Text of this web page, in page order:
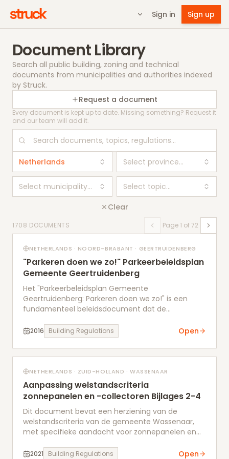
Sign in Sign up
Document Library
Search all public building, zoning and technical
documents from municipalities and authorities indexed
by Struck.
Request a document
Every document is kept up to date. Missing something? Request it
and our team will add it.
Netherlands Select province…
Select municipality…
Select topic…
Clear
1708 DOCUMENTS Page 1 of 72
NETHERLANDS · NOORD-BRABANT · GEERTRUIDENBERG
"Parkeren doen we zo!" Parkeerbeleidsplan
Gemeente Geertruidenberg
Het "Parkeerbeleidsplan Gemeente
Geertruidenberg: Parkeren doen we zo!" is een
fundamenteel beleidsdocument dat de
opgesteld om een helder toetsingskader te bieden
voor de parkeervraag bij nieuwe ontwikkelingen en
voor de afhandeling van parkeerklachten in
bestaande situaties. Het definieert parkeernormen
voor auto's en fietsen, gebaseerd op de
stedelijkheidsgraad en specifieke gebieden binnen
de gemeente (centrum, schil centrum, rest
bebouwde kom, buitengebied). Verder omvat het
document richtlijnen voor doelgroepenparkeren
(gehandicapten, grote voertuigen, elektrische
voertuigen) en parkeerregulering (zoals blauwe
2015 als input en introduceert de mogelijkheid van
2016 Building Regulations Open
NETHERLANDS · ZUID-HOLLAND · WASSENAAR
Aanpassing welstandscriteria
zonnepanelen en -collectoren Bijlages 2-4
Dit document bevat een herziening van de
welstandscriteria van de gemeente Wassenaar,
met specifieke aandacht voor zonnepanelen en
voor plaatsing binnen en buiten het beschermde
2021 Building Regulations Open